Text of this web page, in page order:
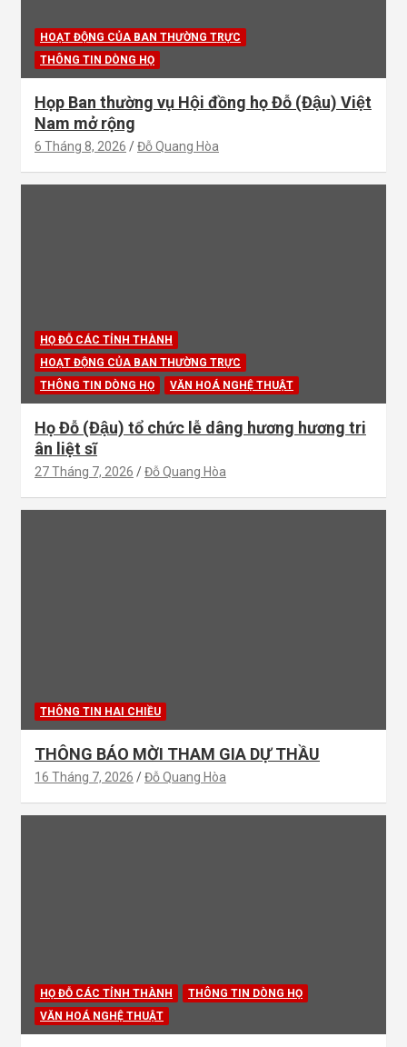
HOẠT ĐỘNG CỦA BAN THƯỜNG TRỰC
THÔNG TIN DÒNG HỌ
Họp Ban thường vụ Hội đồng họ Đỗ (Đậu) Việt
Nam mở rộng
6 Tháng 8, 2026 Đỗ Quang Hòa
HỌ ĐỖ CÁC TỈNH THÀNH
HOẠT ĐỘNG CỦA BAN THƯỜNG TRỰC
THÔNG TIN DÒNG HỌ
VĂN HOÁ NGHỆ THUẬT
Họ Đỗ (Đậu) tổ chức lễ dâng hương hương tri
ân liệt sĩ
27 Tháng 7, 2026 Đỗ Quang Hòa
THÔNG TIN HAI CHIỀU
THÔNG BÁO MỜI THAM GIA DỰ THẦU
16 Tháng 7, 2026 Đỗ Quang Hòa
HỌ ĐỖ CÁC TỈNH THÀNH
THÔNG TIN DÒNG HỌ
VĂN HOÁ NGHỆ THUẬT